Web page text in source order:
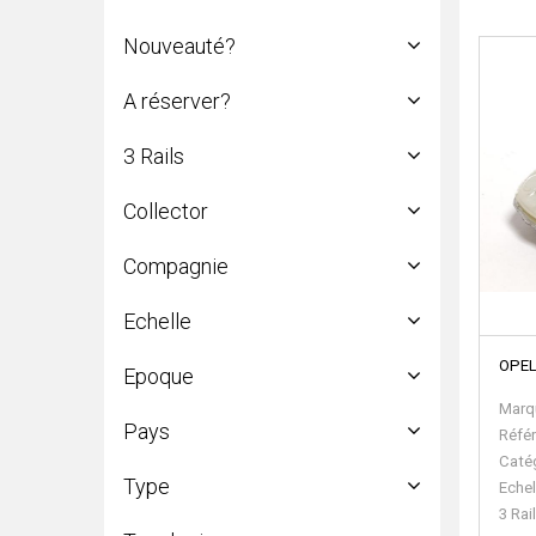
Non
15
Nouveauté?
Non
15
A réserver?
Non
15
3 Rails
Non
15
Collector
Non
14
Compagnie
Non classée
11
Echelle
Ho
14
Epoque
Autre
11
Pays
Allemagne
9
Type
3